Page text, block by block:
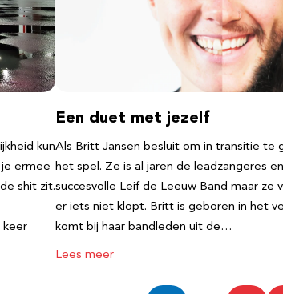
kun
ermee
shit zit.
keer
Een duet met jezelf
Als Britt Jansen besluit om in transitie te
het spel. Ze is al jaren de leadzangeres
succesvolle Leif de Leeuw Band maar ze
er iets niet klopt. Britt is geboren in het
komt bij haar bandleden uit de…
Lees meer